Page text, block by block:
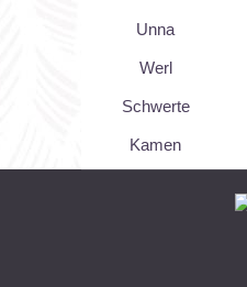
Unna
Werl
Schwerte
Kamen